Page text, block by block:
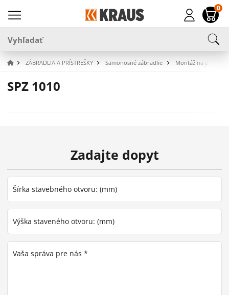
0
ZÁBRADLIA A PRÍSTREŠKY Samonosné zábradlie Montáž na podlahu
SPZ 1010
Zadajte dopyt
Šírka stavebného otvoru: (mm)
Výška staveného otvoru: (mm)
Vaša správa pre nás *